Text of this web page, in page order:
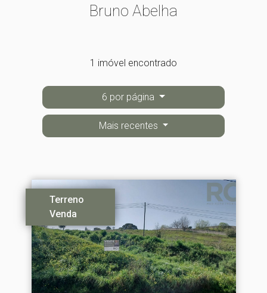
Bruno Abelha
1 imóvel encontrado
6 por página
Mais recentes
Terreno
Venda